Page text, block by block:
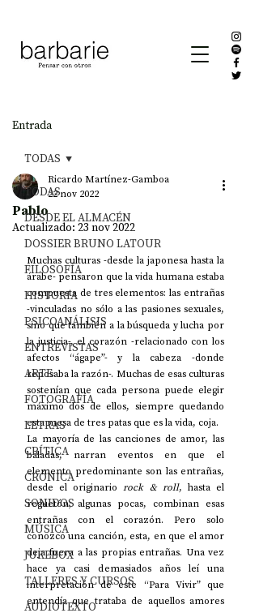
Entrada
TODAS
DESDE EL ALMACÉN
DOSSIER BRUNO LATOUR
FILOSOFÍA
HISTORIA
PSICOANÁLISIS
ENTREVISTAS
ARTE
FOTOGRAFÍA
LETRAS
CRÍTICA
CRÓNICA
SONIDOS
MÚSICA
JUKEBOX
TALLERES Y CURSOS
AUDIOTEXTO
TODAS
Pablo
Ricardo Martínez-Gamboa
22 nov 2022
Actualizado: 23 nov 2022
Muchas culturas -desde la japonesa hasta la
árabe- pensaron que la vida humana estaba
compuesta de tres elementos: las entrañas
-vinculadas no sólo a las pasiones sexuales,
sino que también a la búsqueda y lucha por
la justicia-, el corazón -relacionado con los
afectos “ágape”- y la cabeza -donde
reposaba la razón-. Muchas de esas culturas
sostenían que cada persona puede elegir
máximo dos de ellos, siempre quedando
esta mesa de tres patas que es la vida, coja.
La mayoría de las canciones de amor, las
baladas, narran eventos en que el
elemento predominante son las entrañas,
desde el originario rock & roll, hasta el
reguetón; algunas pocas, combinan esas
entrañas con el corazón. Pero solo
conozco una canción, esta, en que el amor
deja fuera a las propias entrañas. Una vez
hace ya casi demasiados años leí una
interpretación de este “Para Vivir” que
entendía que trataba de aquellos amores